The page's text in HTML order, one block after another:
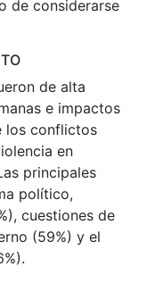
de considerarse
de alta
e impactos
los conflictos
en
principales
político,
cuestiones de
(59%) y el